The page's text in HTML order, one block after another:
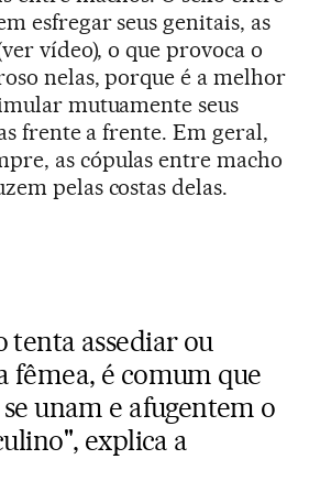
esfregar seus genitais, as
vídeo), o que provoca o
nelas, porque é a melhor
mutuamente seus
frente a frente. Em geral,
as cópulas entre macho
pelas costas delas.
tenta assediar ou
fêmea, é comum que
unam e afugentem o
explica a